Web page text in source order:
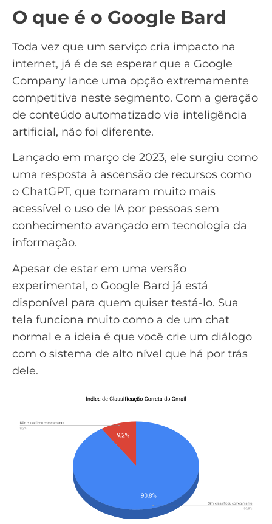
O que é o Google Bard
Toda vez que um serviço cria impacto na
internet, já é de se esperar que a Google
Company lance uma opção extremamente
competitiva neste segmento. Com a geração
de conteúdo automatizado via inteligência
artificial, não foi diferente.
Lançado em março de 2023, ele surgiu como
uma resposta à ascensão de recursos como
o ChatGPT, que tornaram muito mais
acessível o uso de IA por pessoas sem
conhecimento avançado em tecnologia da
informação.
Apesar de estar em uma versão
experimental, o Google Bard já está
disponível para quem quiser testá-lo. Sua
tela funciona muito como a de um chat
normal e a ideia é que você crie um diálogo
com o sistema de alto nível que há por trás
dele.